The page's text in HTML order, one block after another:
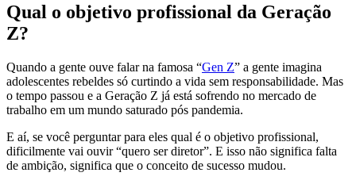
Qual o objetivo profissional da Geração
Z?
Quando a gente ouve falar na famosa “Gen Z” a gente imagina
adolescentes rebeldes só curtindo a vida sem responsabilidade. Mas
o tempo passou e a Geração Z já está sofrendo no mercado de
trabalho em um mundo saturado pós pandemia.
E aí, se você perguntar para eles qual é o objetivo profissional,
dificilmente vai ouvir “quero ser diretor”. E isso não significa falta
de ambição, significa que o conceito de sucesso mudou.